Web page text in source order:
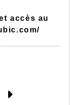
accès au